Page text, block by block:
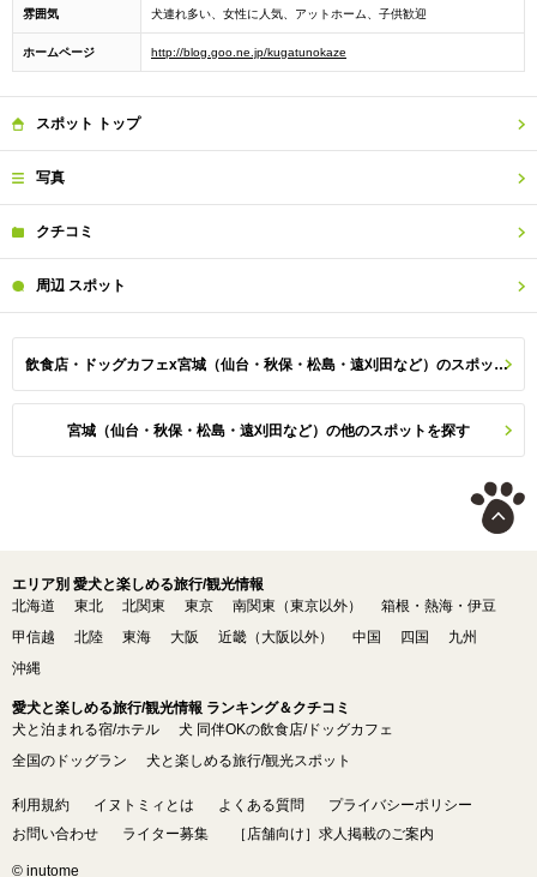
雰囲気 犬連れ多い、女性に人気、アットホーム、子供歓迎
ホームページ http://blog.goo.ne.jp/kugatunokaze
スポット トップ
写真
クチコミ
周辺 スポット
飲食店・ドッグカフェx宮城（仙台・秋保・松島・遠刈田など）のスポット一覧
宮城（仙台・秋保・松島・遠刈田など）の他のスポットを探す
エリア別 愛犬と楽しめる旅行/観光情報
北海道
東北 北関東 東京 南関東（東京以外）
箱根・熱海・伊豆
甲信越
北陸 東海 大阪 近畿（大阪以外） 中国 四国
九州
沖縄
愛犬と楽しめる旅行/観光情報 ランキング＆クチコミ
犬と泊まれる宿/ホテル
犬 同伴OKの飲食店/ドッグカフェ
全国のドッグラン
犬と楽しめる旅行/観光スポット
利用規約 イヌトミィとは よくある質問
プライバシーポリシー
お問い合わせ
ライター募集 ［店舗向け］求人掲載のご案内
© inutome